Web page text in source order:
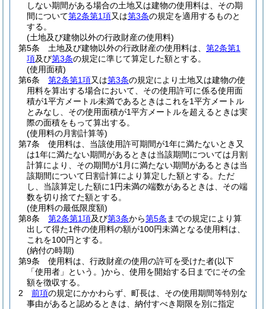
しない期間がある場合の土地又は建物の使用料は、その期
間について第2条第1項又は第3条の規定を適用するものと
する。
(土地及び建物以外の行政財産の使用料)
第5条
土地及び建物以外の行政財産の使用料は、 第2条第1
項及び第3条の規定に準じて算定した額とする。
(使用面積)
第6条
第2条第1項又は第3条の規定により土地又は建物の使
用料を算出する場合において、その使用許可に係る使用面
積が1平方メートル未満であるときはこれを1平方メートル
とみなし、その使用面積が1平方メートルを超えるときは実
際の面積をもって算出する。
(使用料の月割計算等)
第7条
使用料は、当該使用許可期間が1年に満たないとき又
は1年に満たない期間があるときは当該期間については月割
計算により、その期間が1月に満たない期間があるときは当
該期間について日割計算により算定した額とする。 ただ
し、当該算定した額に1円未満の端数があるときは、その端
数を切り捨てた額とする。
(使用料の最低限度額)
第8条
第2条第1項及び第3条から第5条 までの規定により算
出して得た1件の使用料の額が100円未満となる使用料は、
これを100円とする。
(納付の時期)
第9条
使用料は、行政財産の使用の許可を受けた者(以下
「使用者」という。)から、使用を開始する日までにその全
額を徴収する。
2
前項の規定にかかわらず、町長は、その使用期間等特別な
事由があると認めるときは、納付すべき期限を別に指定